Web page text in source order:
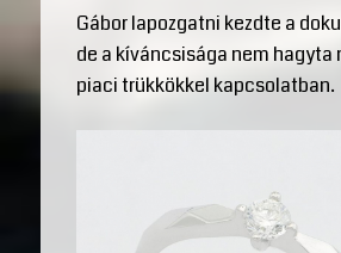
Gábor lapozgatni kezdte a
de a kíváncsisága nem hagyta
piaci trükkökkel kapcsolatban.